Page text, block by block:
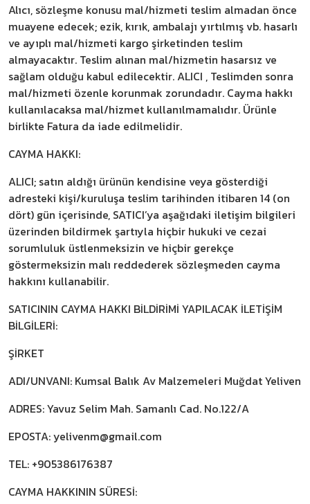
Alıcı, sözleşme konusu mal/hizmeti teslim almadan önce
muayene edecek; ezik, kırık, ambalajı yırtılmış vb. hasarlı
ve ayıplı mal/hizmeti kargo şirketinden teslim
almayacaktır. Teslim alınan mal/hizmetin hasarsız ve
sağlam olduğu kabul edilecektir. ALICI , Teslimden sonra
mal/hizmeti özenle korunmak zorundadır. Cayma hakkı
kullanılacaksa mal/hizmet kullanılmamalıdır. Ürünle
birlikte Fatura da iade edilmelidir.
CAYMA HAKKI:
ALICI; satın aldığı ürünün kendisine veya gösterdiği
adresteki kişi/kuruluşa teslim tarihinden itibaren 14 (on
dört) gün içerisinde, SATICI’ya aşağıdaki iletişim bilgileri
üzerinden bildirmek şartıyla hiçbir hukuki ve cezai
sorumluluk üstlenmeksizin ve hiçbir gerekçe
göstermeksizin malı reddederek sözleşmeden cayma
hakkını kullanabilir.
SATICININ CAYMA HAKKI BİLDİRİMİ YAPILACAK İLETİŞİM
BİLGİLERİ:
ŞİRKET
ADI/UNVANI: Kumsal Balık Av Malzemeleri Muğdat Yeliven
ADRES: Yavuz Selim Mah. Samanlı Cad. No.122/A
EPOSTA:yelivenm@gmail.com
TEL: +905386176387
CAYMA HAKKININ SÜRESİ: